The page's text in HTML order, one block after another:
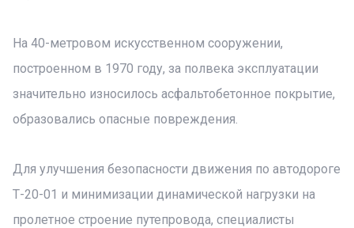
На 40-метровом искусственном сооружении,
построенном в 1970 году, за полвека эксплуатации
значительно износилось асфальтобетонное покрытие,
образовались опасные повреждения.
Для улучшения безопасности движения по автодороге
Т-20-01 и минимизации динамической нагрузки на
пролетное строение путепровода, специалисты